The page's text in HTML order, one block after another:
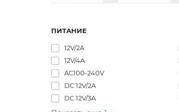
ПИТАНИЕ
12V/2A
12V/4A
AC100-240V
DC 12V/2A
DC 12V/3A